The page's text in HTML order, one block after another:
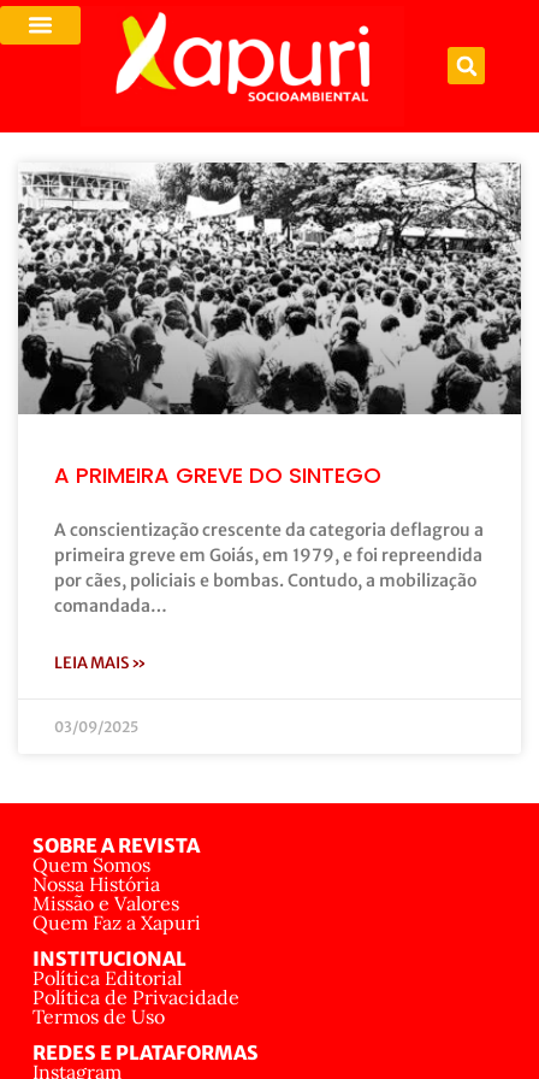
A PRIMEIRA GREVE DO SINTEGO
A conscientização crescente da categoria deflagrou a
primeira greve em Goiás, em 1979, e foi repreendida
por cães, policiais e bombas. Contudo, a mobilização
comandada…
LEIA MAIS »
03/09/2025
SOBRE A REVISTA
Quem Somos
Nossa História
Missão e Valores
Quem Faz a Xapuri
INSTITUCIONAL
Política Editorial
Política de Privacidade
Termos de Uso
REDES E PLATAFORMAS
Instagram